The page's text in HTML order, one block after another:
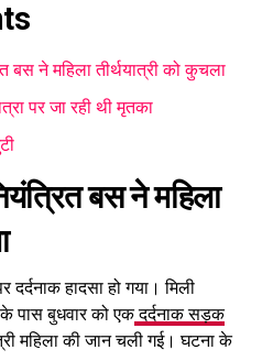
बस ने महिला तीर्थयात्री को कुचला
पर जा रही थी मृतका
बस ने महिला
दर्दनाक हादसा हो गया। मिली
पास बुधवार को एकदर्दनाक सड़क
महिला की जान चली गई। घटना के